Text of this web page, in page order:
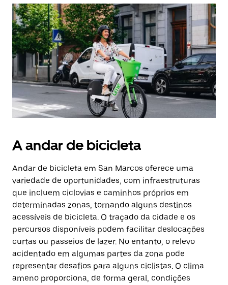
A andar de bicicleta
Andar de bicicleta em San Marcos oferece uma
variedade de oportunidades, com infraestruturas
que incluem ciclovias e caminhos próprios em
determinadas zonas, tornando alguns destinos
acessíveis de bicicleta. O traçado da cidade e os
percursos disponíveis podem facilitar deslocações
curtas ou passeios de lazer. No entanto, o relevo
acidentado em algumas partes da zona pode
representar desafios para alguns ciclistas. O clima
ameno proporciona, de forma geral, condições